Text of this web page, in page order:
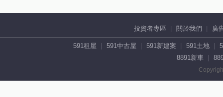
投資者專區 關於我們 廣
591租屋 591中古屋 591新建案 591土地
8891新車